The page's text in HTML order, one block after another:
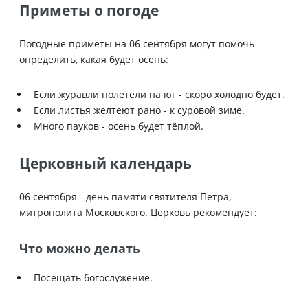
Приметы о погоде
Погодные приметы на 06 сентября могут помочь
определить, какая будет осень:
Если журавли полетели на юг - скоро холодно будет.
Если листья желтеют рано - к суровой зиме.
Много пауков - осень будет тёплой.
Церковный календарь
06 сентября - день памяти святителя Петра,
митрополита Московского. Церковь рекомендует:
Что можно делать
Посещать богослужение.